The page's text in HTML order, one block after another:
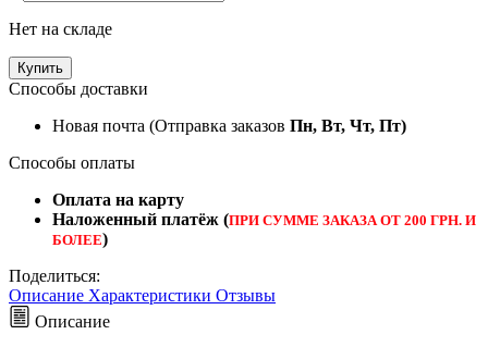
Нет на складе
Купить
Способы доставки
Новая почта (Отправка заказов Пн, Вт, Чт, Пт)
Способы оплаты
Оплата на карту
Наложенный платёж (ПРИ СУММЕ ЗАКАЗА ОТ 200 ГРН. И
БОЛЕЕ)
Поделиться:
Описание Характеристики Отзывы
Описание